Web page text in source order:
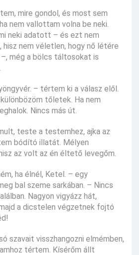
mire gondol, és most sem
nem vallottam volna be neki.
neki adatott – és ezt nem
nem véletlen, hogy nő létére
még a bölcs táltosokat is
– tértem ki a válasz elől.
tőletek. Ha nem
Nincs más út.
teste a testemhez, ajka az
bódító illatát. Mélyen
az volt az én éltető levegőm.
ha élnél, Ketel. – egy
bal szeme sarkában. – Nincs
Nagyon vigyázz hát,
a dicstelen végzetnek fojtó
szavait visszhangozni elmémben,
tértem. Kísérőm állt